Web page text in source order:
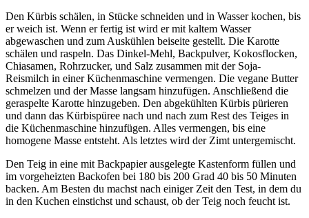
Den Kürbis schälen, in Stücke schneiden und in Wasser kochen, bis
er weich ist. Wenn er fertig ist wird er mit kaltem Wasser
abgewaschen und zum Auskühlen beiseite gestellt. Die Karotte
schälen und raspeln. Das Dinkel-Mehl, Backpulver, Kokosflocken,
Chiasamen, Rohrzucker, und Salz zusammen mit der Soja-
Reismilch in einer Küchenmaschine vermengen. Die vegane Butter
schmelzen und der Masse langsam hinzufügen. Anschließend die
geraspelte Karotte hinzugeben. Den abgekühlten Kürbis pürieren
und dann das Kürbispüree nach und nach zum Rest des Teiges in
die Küchenmaschine hinzufügen. Alles vermengen, bis eine
homogene Masse entsteht. Als letztes wird der Zimt untergemischt.
Den Teig in eine mit Backpapier ausgelegte Kastenform füllen und
im vorgeheizten Backofen bei 180 bis 200 Grad 40 bis 50 Minuten
backen. Am Besten du machst nach einiger Zeit den Test, in dem du
in den Kuchen einstichst und schaust, ob der Teig noch feucht ist.